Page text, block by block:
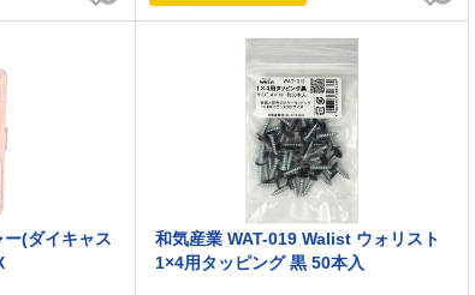
(ダイキャス
和気産業 WAT-019 Walist ウォリスト
1×4用タッピング 黒 50本入